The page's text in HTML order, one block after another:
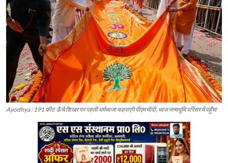
Ayodhya : 191 फीट ऊँचे शिखर पर पहली धर्मध्वजा फहराएंगे पीएम मोदी, ध्वज जन्मभूमि परिसर में पहुँचा